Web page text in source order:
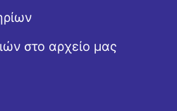
στο αρχείο μας